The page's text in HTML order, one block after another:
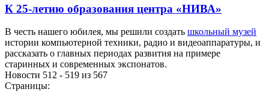
К 25-летию образования центра «НИВА»
В честь нашего юбилея, мы решили создать школьный музей
истории компьютерной техники, радио и видеоаппаратуры, и
рассказать о главных периодах развития на примере
старинных и современных экспонатов.
Новости 512 - 519 из 567
Страницы: